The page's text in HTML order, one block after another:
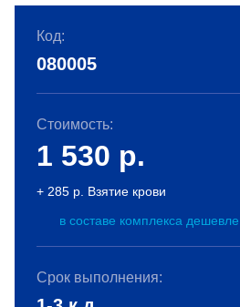
Код:
080005
Стоимость:
1 530 р.
+ 285 р. Взятие крови
в составе комплекса дешевле
Срок выполнения: